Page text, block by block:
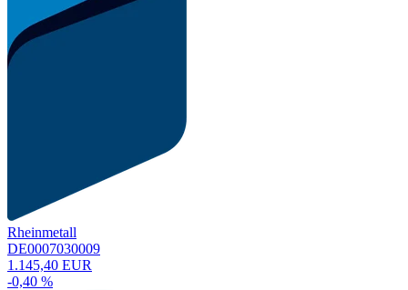
Rheinmetall
DE0007030009
1.145,40 EUR
-0,40 %